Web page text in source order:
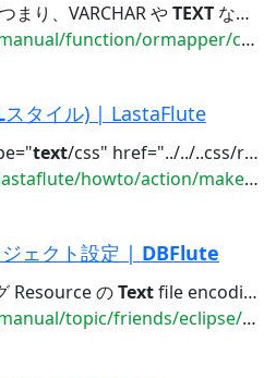
まり、VARCHAR やTEXT など)に対してサポートされます。 ただし、NotNul...
conditionbean/query/isnullorempty.html
スタイル) | LastaFlute
text/css" href="../../..css/reset.css"...<link rel="stylesheet" type="
howto/action/makeashtml.html
ェクト設定 | DBFlute
Resource のTextfile encoding を UTF-8 に (新規ファイルの)改行コード...(新規ファイルの)改行コード Resource の New
eclipse/environment/recomproj.html